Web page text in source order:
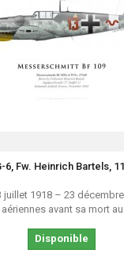
6, Fw. Heinrich Bartels,
juillet 1918 – 23
avant sa mort
Disponible